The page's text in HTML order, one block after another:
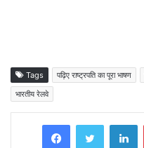
Tags पढ़िए राष्ट्रपति का पूरा भाषण
भारतीय रेलवे